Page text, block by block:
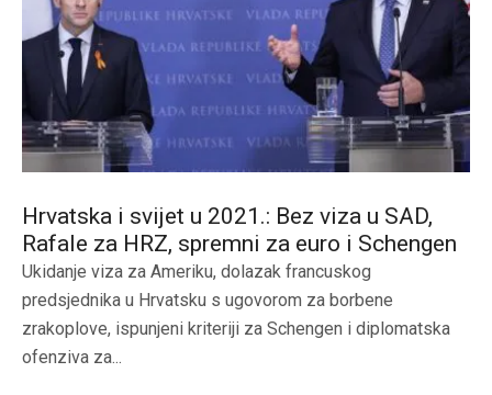
Hrvatska i svijet u 2021.: Bez viza u SAD,
Rafale za HRZ, spremni za euro i Schengen
Ukidanje viza za Ameriku, dolazak francuskog
predsjednika u Hrvatsku s ugovorom za borbene
zrakoplove, ispunjeni kriteriji za Schengen i diplomatska
ofenziva za...